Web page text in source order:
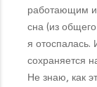
работающим
сна (из
я отоспалась.
сохраняется
Не знаю, как